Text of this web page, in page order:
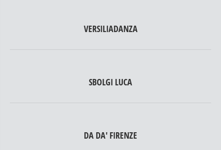
VERSILIADANZA
SBOLGI LUCA
DA DA' FIRENZE